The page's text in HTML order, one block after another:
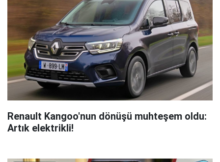
Renault Kangoo'nun dönüşü muhteşem oldu:
Artık elektrikli!